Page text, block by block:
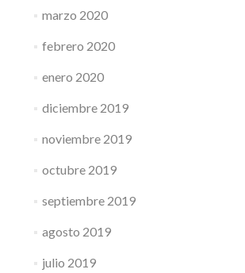
marzo 2020
febrero 2020
enero 2020
diciembre 2019
noviembre 2019
octubre 2019
septiembre 2019
agosto 2019
julio 2019